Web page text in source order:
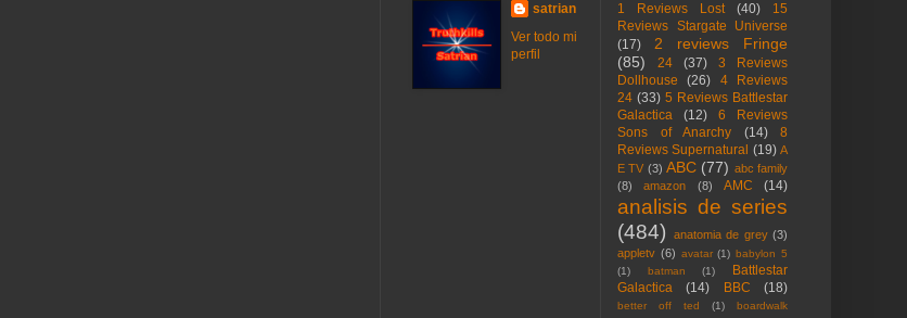
satrian
Ver todo mi
perfil
1 Reviews Lost (40)
15
Reviews Stargate Universe
(17)
2 reviews Fringe
(85)
24 (37)
3 Reviews
Dollhouse
(26)
4 Reviews
24 (33) 5 Reviews Battlestar
Galactica
(12)
6 Reviews
Sons of Anarchy
(14)
8
Reviews Supernatural (19) A
E TV (3) ABC (77) abc family
(8)
amazon (8) AMC (14)
analisis de series
(484)
anatomia de grey (3)
appletv (6) avatar (1) babylon 5
(1)
batman (1)
Battlestar
Galactica
(14) BBC (18)
better off ted (1)
boardwalk